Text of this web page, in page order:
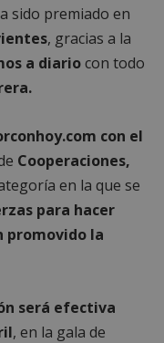
sido premiado en
, gracias a la
a diariocon todo
con el
Cooperaciones,
en la que se
para hacer
promovido la
será efectiva
, en la gala de